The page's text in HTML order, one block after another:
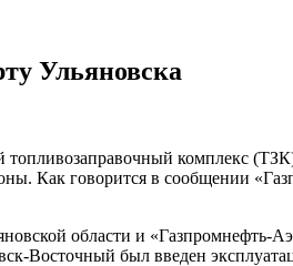
Ульяновска
комплекс
Как говорится в сообщении
области и «Газпромнефть-
Восточный был введен